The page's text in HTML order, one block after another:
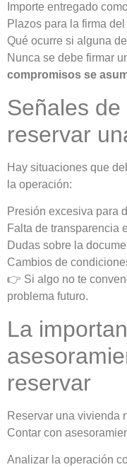
Importe entregado
Plazos para la firma
Qué ocurre si alguna
Nunca se debe firmar
compromisos se
Señales
reservar
Hay situaciones que
la operación:
Presión excesiva para
Falta de transparencia
Dudas sobre la
Cambios de
👉 Si algo no te
problema futuro.
La
reservar
Reservar una vivienda
Contar con
Analizar la operación